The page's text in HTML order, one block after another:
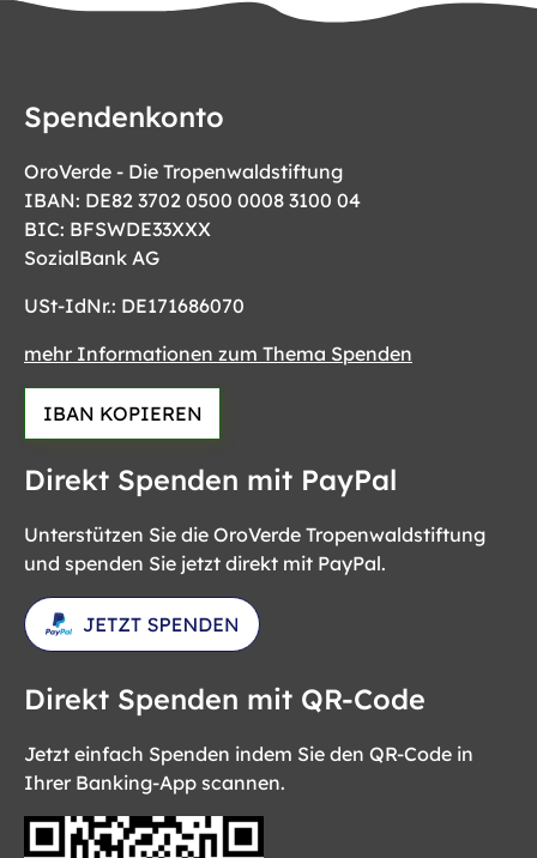
Spendenkonto
OroVerde - Die Tropenwaldstiftung
IBAN: DE82 3702 0500 0008 3100 04
BIC: BFSWDE33XXX
SozialBank AG
USt-IdNr.: DE171686070
mehr Informationen zum Thema Spenden
IBAN KOPIEREN
Direkt Spenden mit PayPal
Unterstützen Sie die OroVerde Tropenwaldstiftung
und spenden Sie jetzt direkt mit PayPal.
Direkt Spenden mit QR-Code
Jetzt einfach Spenden indem Sie den QR-Code in
Ihrer Banking-App scannen.